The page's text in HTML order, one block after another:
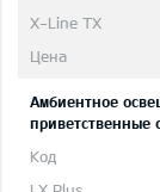
Aмбиентное
приветственные